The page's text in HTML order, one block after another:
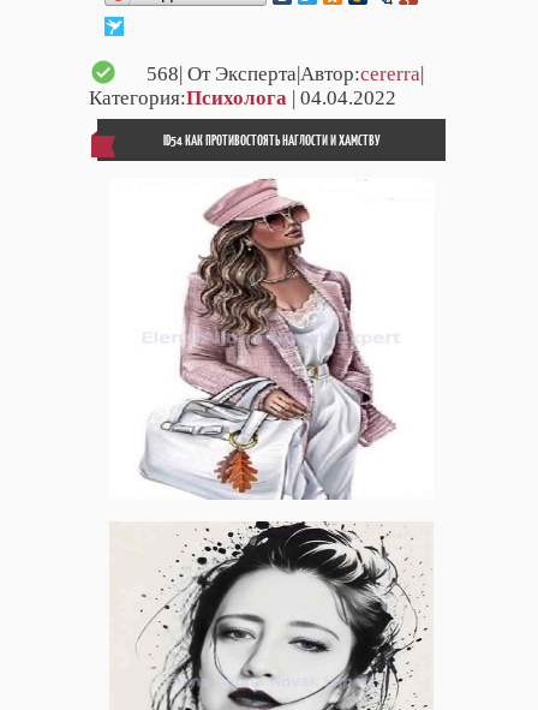
568| От Эксперта|Автор:cererra|
Категория:Психолога | 04.04.2022
ID54 КАК ПРОТИВОСТОЯТЬ НАГЛОСТИ И ХАМСТВУ